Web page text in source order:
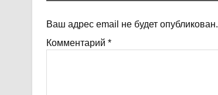
Ваш адрес email не будет опубликован.
Комментарий *